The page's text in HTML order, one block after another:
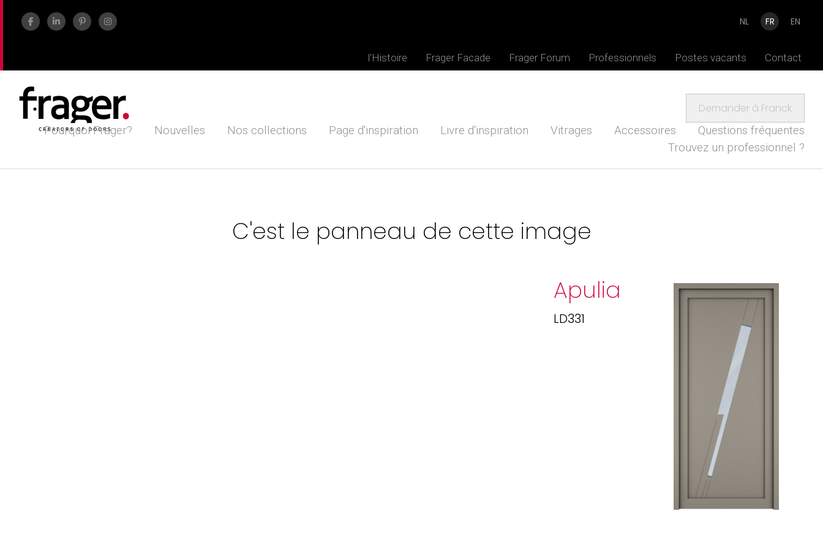
NL FR EN
l'Histoire Frager Facade Frager Forum Professionnels Postes vacants Contact
Demander à Franck
Pourquoi Frager?
Nouvelles Nos collections Page d'inspiration Livre d'inspiration Vitrages Accessoires
Questions fréquentes
Trouvez un professionnel ?
C'est le panneau de cette image
Apulia
LD331